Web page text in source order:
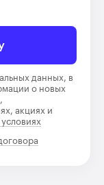
данных, в
о новых
акциях и